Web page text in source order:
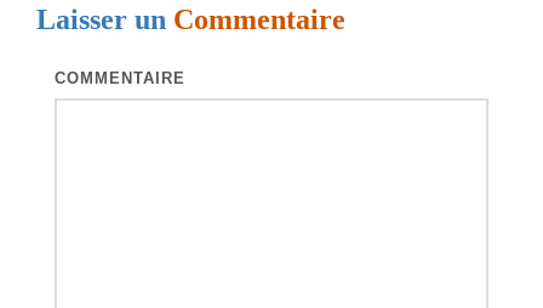
a
Laisser un Commentaire
COMMENTAIRE